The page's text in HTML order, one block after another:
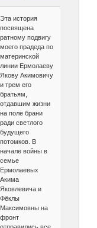
Эта история
посвящена
ратному подвигу
моего прадеда по
материнской
линии Ермолаеву
Якову Акимовичу
и трем его
братьям,
отдавшим жизни
на поле брани
ради светлого
будущего
потомков. В
начале войны в
семье
Ермолаевых
Акима
Яковлевича и
Фёклы
Максимовны на
фронт